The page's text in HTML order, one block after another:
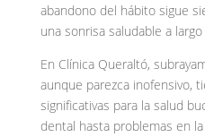
abandono del hábito sigue
una sonrisa saludable a largo
En Clínica Queraltó,
aunque parezca inofensivo,
significativas para la salud
dental hasta problemas en